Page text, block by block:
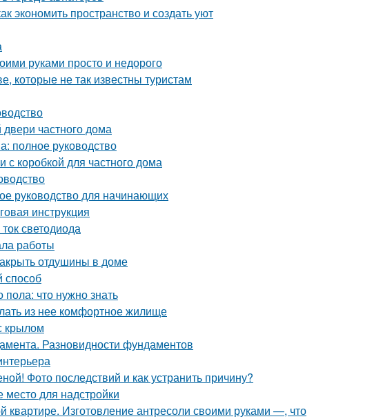
экономить пространство и создать уют
руками просто и недорого
которые не так известны туристам
частного дома
полное руководство
коробкой для частного дома
руководство для начинающих
инструкция
светодиода
работы
отдушины в доме
способ
пола: что нужно знать
из нее комфортное жилище
крылом
Разновидности фундаментов
Фото последствий и как устранить причину?
для надстройки
квартире. Изготовление антресоли своими руками —, что